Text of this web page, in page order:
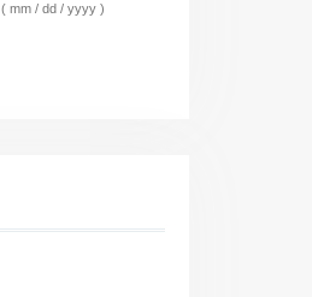
( mm / dd / yyyy )